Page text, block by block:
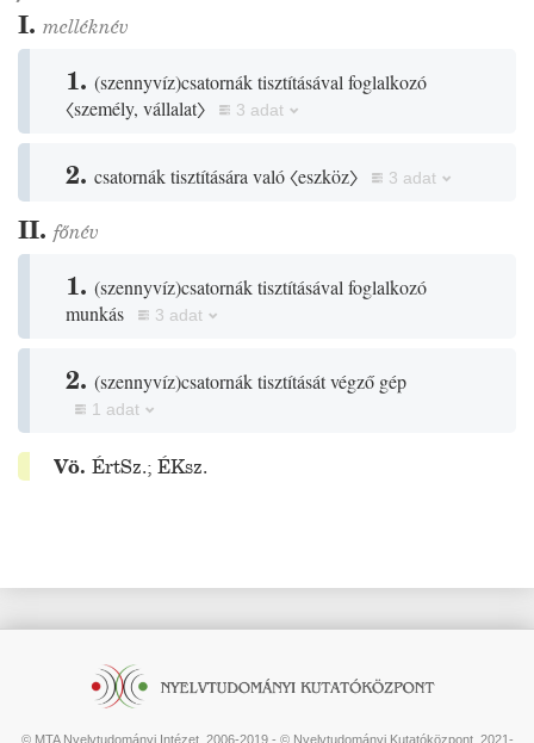
I. melléknév
1. (szennyvíz)csatornák tisztításával foglalkozó
〈személy, vállalat〉
3 adat
2. csatornák tisztítására való〈eszköz〉 3 adat
II. főnév
1. (szennyvíz)csatornák tisztításával foglalkozó
munkás
3 adat
2. (szennyvíz)csatornák tisztítását végző gép
1 adat
Vö. ÉrtSz.; ÉKsz.
© MTA Nyelvtudományi Intézet, 2006-2019 - © Nyelvtudományi Kutatóközpont, 2021-